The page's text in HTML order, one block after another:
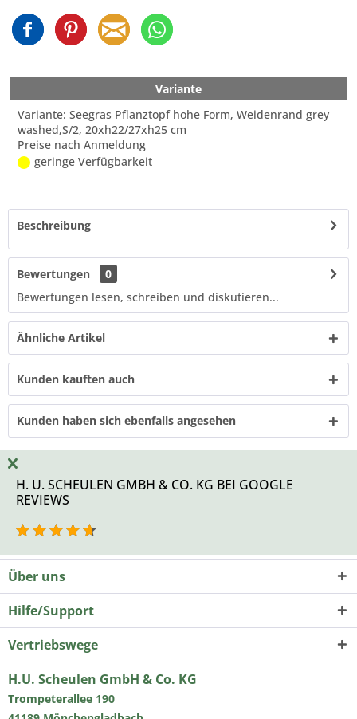
Variante
Variante: Seegras Pflanztopf hohe Form, Weidenrand grey
washed,S/2, 20xh22/27xh25 cm
Preise nach Anmeldung
geringe Verfügbarkeit
Beschreibung
Bewertungen
0
Bewertungen lesen, schreiben und diskutieren...
Ähnliche Artikel
Kunden kauften auch
Kunden haben sich ebenfalls angesehen
H. U. SCHEULEN GMBH & CO. KG BEI GOOGLE
REVIEWS
Über uns
Hilfe/Support
Vertriebswege
H.U. Scheulen GmbH & Co. KG
Trompeterallee 190